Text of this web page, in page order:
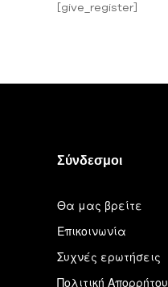
[give_register]
Σύνδεσμοι
Θα μας βρείτε
Επικοινωνία
Συχνές ερωτήσεις
Πολιτική Απορρήτου